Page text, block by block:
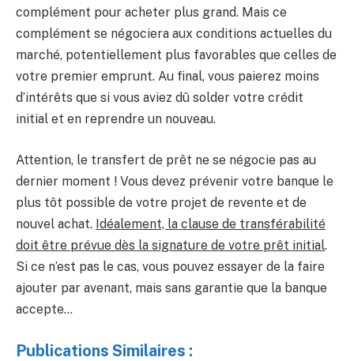
complément pour acheter plus grand. Mais ce
complément se négociera aux conditions actuelles du
marché, potentiellement plus favorables que celles de
votre premier emprunt. Au final, vous paierez moins
d’intérêts que si vous aviez dû solder votre crédit
initial et en reprendre un nouveau.
Attention, le transfert de prêt ne se négocie pas au
dernier moment ! Vous devez prévenir votre banque le
plus tôt possible de votre projet de revente et de
nouvel achat. Idéalement, la clause de transférabilité
doit être prévue dès la signature de votre prêt initial.
Si ce n’est pas le cas, vous pouvez essayer de la faire
ajouter par avenant, mais sans garantie que la banque
accepte…
Publications Similaires :